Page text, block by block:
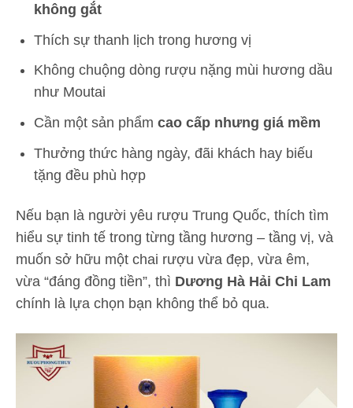
không gắt
Thích sự thanh lịch trong hương vị
Không chuộng dòng rượu nặng mùi hương dầu
như Moutai
Cần một sản phẩmcao cấp nhưng giá mềm
Thưởng thức hàng ngày, đãi khách hay biếu
tặng đều phù hợp
Nếu bạn là người yêu rượu Trung Quốc, thích tìm
hiểu sự tinh tế trong từng tầng hương – tầng vị, và
muốn sở hữu một chai rượu vừa đẹp, vừa êm,
vừa “đáng đồng tiền”, thì Dương Hà Hải Chi Lam
chính là lựa chọn bạn không thể bỏ qua.